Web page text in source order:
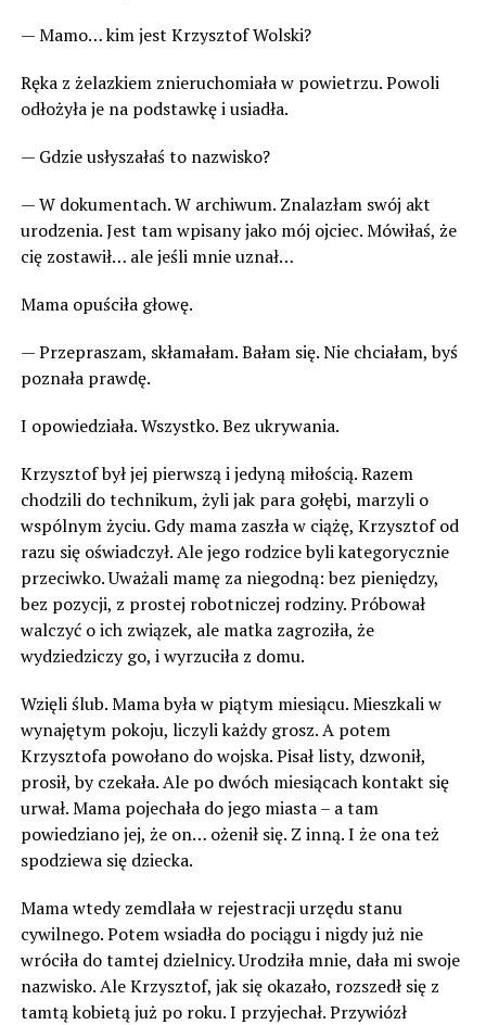
— Mamo… kim jest Krzysztof Wolski?
Ręka z żelazkiem znieruchomiała w powietrzu. Powoli
odłożyła je na podstawkę i usiadła.
— Gdzie usłyszałaś to nazwisko?
— W dokumentach. W archiwum. Znalazłam swój akt
urodzenia. Jest tam wpisany jako mój ojciec. Mówiłaś, że
cię zostawił… ale jeśli mnie uznał…
Mama opuściła głowę.
— Przepraszam, skłamałam. Bałam się. Nie chciałam, byś
poznała prawdę.
I opowiedziała. Wszystko. Bez ukrywania.
Krzysztof był jej pierwszą i jedyną miłością. Razem
chodzili do technikum, żyli jak para gołębi, marzyli o
wspólnym życiu. Gdy mama zaszła w ciążę, Krzysztof od
razu się oświadczył. Ale jego rodzice byli kategorycznie
przeciwko. Uważali mamę za niegodną: bez pieniędzy,
bez pozycji, z prostej robotniczej rodziny. Próbował
walczyć o ich związek, ale matka zagroziła, że
wydziedziczy go, i wyrzuciła z domu.
Wzięli ślub. Mama była w piątym miesiącu. Mieszkali w
wynajętym pokoju, liczyli każdy grosz. A potem
Krzysztofa powołano do wojska. Pisał listy, dzwonił,
prosił, by czekała. Ale po dwóch miesiącach kontakt się
urwał. Mama pojechała do jego miasta – a tam
powiedziano jej, że on… ożenił się. Z inną. I że ona też
spodziewa się dziecka.
Mama wtedy zemdlała w rejestracji urzędu stanu
cywilnego. Potem wsiadła do pociągu i nigdy już nie
wróciła do tamtej dzielnicy. Urodziła mnie, dała mi swoje
nazwisko. Ale Krzysztof, jak się okazało, rozszedł się z
tamtą kobietą już po roku. I przyjechał. Przywiózł